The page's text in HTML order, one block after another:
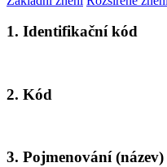
1. Identifikační kód
2. Kód
3. Pojmenování